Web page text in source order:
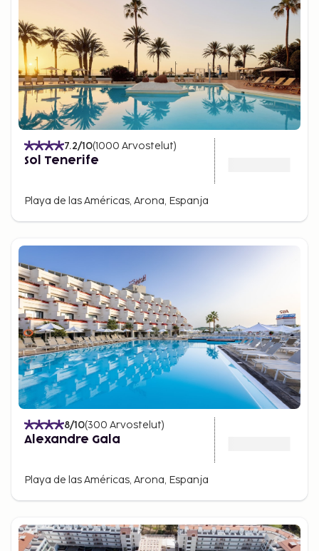
7.2/10(1000 Arvostelut)
Sol Tenerife
Playa de las Américas, Arona, Espanja
8/10(300 Arvostelut)
Alexandre Gala
Playa de las Américas, Arona, Espanja